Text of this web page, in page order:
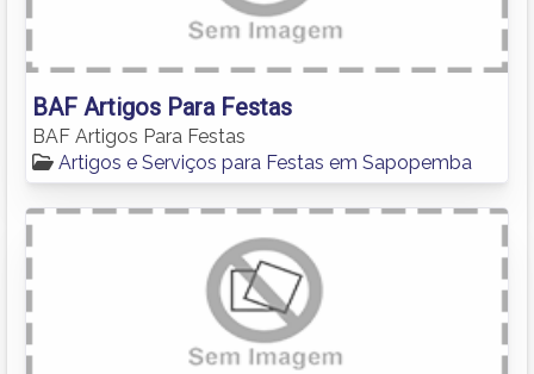
BAF Artigos Para Festas
BAF Artigos Para Festas
Artigos e Serviços para Festas em Sapopemba